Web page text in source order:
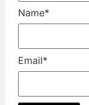
Name*
Email*